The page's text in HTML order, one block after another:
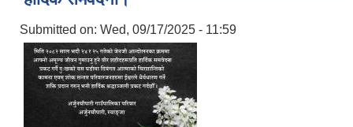
Submitted on: Wed, 09/17/2025 - 11:59